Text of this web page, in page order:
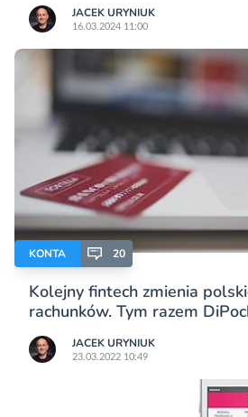
JACEK URYNIUK
16.03.2024 11:00
KONTA 20
Kolejny fintech zmienia
rachunków. Tym razem
JACEK URYNIUK
23.03.2022 10:49